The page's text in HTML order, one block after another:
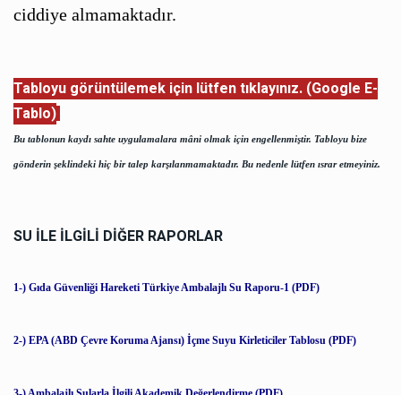
ciddiye almamaktadır.
Tabloyu görüntülemek için lütfen tıklayınız. (Google E-
Tablo)
Bu tablonun kaydı sahte uygulamalara mâni olmak için engellenmiştir. Tabloyu bize
gönderin şeklindeki hiç bir talep karşılanmamaktadır. Bu nedenle lütfen ısrar etmeyiniz.
SU İLE İLGİLİ DİĞER RAPORLAR
1-) Gıda Güvenliği Hareketi Türkiye Ambalajlı Su Raporu-1 (PDF)
2-) EPA (ABD Çevre Koruma Ajansı) İçme Suyu Kirleticiler Tablosu (PDF)